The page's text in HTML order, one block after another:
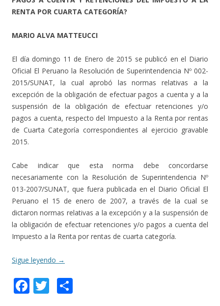
RENTA POR CUARTA CATEGORÍA?
MARIO ALVA MATTEUCCI
El día domingo 11 de Enero de 2015 se publicó en el Diario
Oficial El Peruano la Resolución de Superintendencia Nº 002-
2015/SUNAT, la cual aprobó las normas relativas a la
excepción de la obligación de efectuar pagos a cuenta y a la
suspensión de la obligación de efectuar retenciones y/o
pagos a cuenta, respecto del Impuesto a la Renta por rentas
de Cuarta Categoría correspondientes al ejercicio gravable
2015.
Cabe indicar que esta norma debe concordarse
necesariamente con la Resolución de Superintendencia Nº
013-2007/SUNAT, que fuera publicada en el Diario Oficial El
Peruano el 15 de enero de 2007, a través de la cual se
dictaron normas relativas a la excepción y a la suspensión de
la obligación de efectuar retenciones y/o pagos a cuenta del
Impuesto a la Renta por rentas de cuarta categoría.
Sigue leyendo →
F T